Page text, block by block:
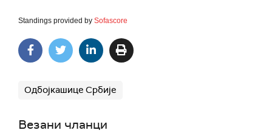
Standings provided by Sofascore
Одбојкашице Србије
Везани чланци